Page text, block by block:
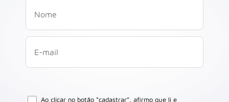
Ao clicar no botão “cadastrar”, afirmo que li e